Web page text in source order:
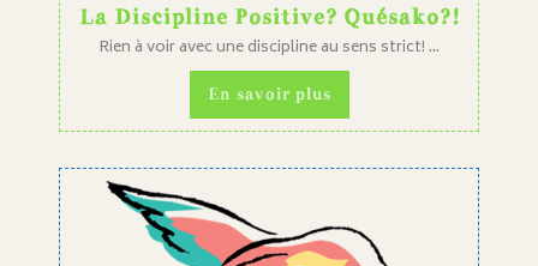
La Discipline Positive? Quésako?!
Rien à voir avec une discipline au sens strict! ...
En savoir plus